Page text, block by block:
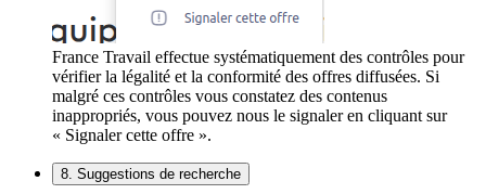
France Travail effectue systématiquement des contrôles pour
vérifier la légalité et la conformité des offres diffusées. Si
malgré ces contrôles vous constatez des contenus
inappropriés, vous pouvez nous le signaler en cliquant sur
« Signaler cette offre ».
8. Suggestions de recherche